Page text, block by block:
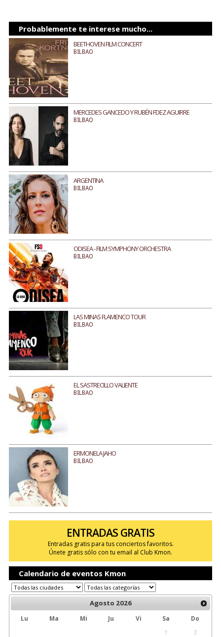
Probablemente te interese mucho...
BEETHOVEN FILM CONCERT
BILBAO
MERCEDES GANCEDO Y RUBÉN FDEZ AGUIRRE
BILBAO
ARGENTINA
BILBAO
ODISEA - FILM SYMPHONY ORCHESTRA
BILBAO
LAS MINAS FLAMENCO TOUR
BILBAO
EL SASTRECILLO VALIENTE
BILBAO
ERMONELA JAHO
BILBAO
ENTRADAS GRATIS
Entradas gratis para tus conciertos favoritos.
Únete gratis sólo con tu email al Club Kmon.
Calendario de eventos Kmon
Agosto 2026
Lu Ma Mi Ju Vi Sa
Do
1
2